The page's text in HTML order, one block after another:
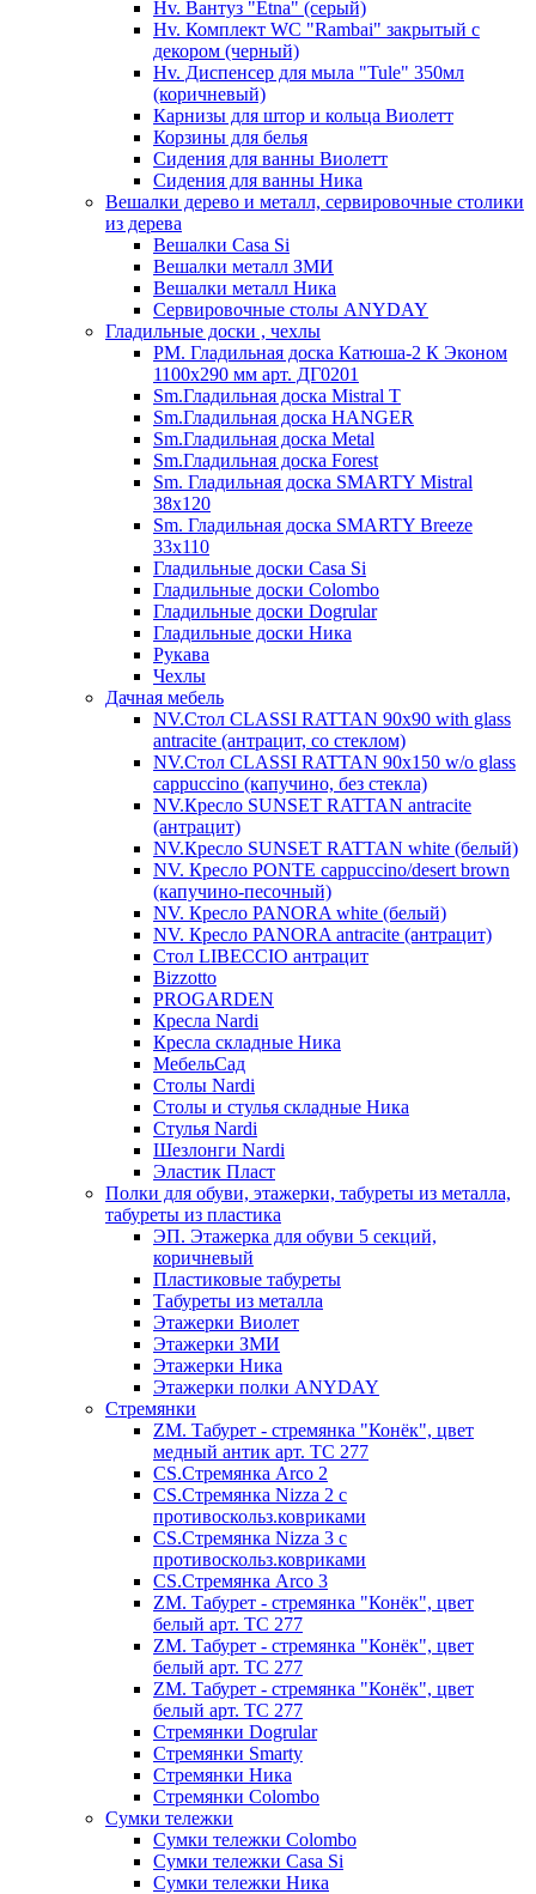
Hv. Вантуз "Etna" (серый)
Hv. Комплект WC "Rambai" закрытый с
декором (черный)
Hv. Диспенсер для мыла "Tule" 350мл
(коричневый)
Карнизы для штор и кольца Виолетт
Корзины для белья
Сидения для ванны Виолетт
Сидения для ванны Ника
Вешалки дерево и металл, сервировочные столики
из дерева
Вешалки Casa Si
Вешалки металл ЗМИ
Вешалки металл Ника
Сервировочные столы ANYDAY
Гладильные доски , чехлы
PM. Гладильная доска Катюша-2 К Эконом
1100х290 мм арт. ДГ0201
Sm.Гладильная доска Mistral T
Sm.Гладильная доска HANGER
Sm.Гладильная доска Metal
Sm.Гладильная доска Forest
Sm. Гладильная доска SMARTY Mistral
38x120
Sm. Гладильная доска SMARTY Breeze
33х110
Гладильные доски Casa Si
Гладильные доски Colombo
Гладильные доски Dogrular
Гладильные доски Ника
Рукава
Чехлы
Дачная мебель
NV.Стол CLASSI RATTAN 90х90 with glass
antracite (антрацит, со стеклом)
NV.Стол CLASSI RATTAN 90х150 w/o glass
cappuccino (капучино, без стекла)
NV.Кресло SUNSET RATTAN antracite
(антрацит)
NV.Кресло SUNSET RATTAN white (белый)
NV. Кресло PONTE cappuccino/desert brown
(капучино-песочный)
NV. Кресло PANORA white (белый)
NV. Кресло PANORA antracite (антрацит)
Стол LIBECCIO антрацит
Bizzotto
PROGARDEN
Кресла Nardi
Кресла складные Ника
МебельСад
Столы Nardi
Столы и стулья складные Ника
Стулья Nardi
Шезлонги Nardi
Эластик Пласт
Полки для обуви, этажерки, табуреты из металла,
табуреты из пластика
ЭП. Этажерка для обуви 5 секций,
коричневый
Пластиковые табуреты
Табуреты из металла
Этажерки Виолет
Этажерки ЗМИ
Этажерки Ника
Этажерки полки ANYDAY
Стремянки
ZM. Табурет - стремянка "Конёк", цвет
медный антик арт. ТС 277
CS.Стремянка Arco 2
CS.Стремянка Nizza 2 с
противоскольз.ковриками
CS.Стремянка Nizza 3 с
противоскольз.ковриками
CS.Стремянка Arco 3
ZM. Табурет - стремянка "Конёк", цвет
белый арт. ТС 277
ZM. Табурет - стремянка "Конёк", цвет
белый арт. ТС 277
ZM. Табурет - стремянка "Конёк", цвет
белый арт. ТС 277
Стремянки Dogrular
Стремянки Smarty
Стремянки Ника
Стремянки Сolombo
Сумки тележки
Сумки тележки Colombo
Сумки тележки Сasa Si
Сумки тележки Ника